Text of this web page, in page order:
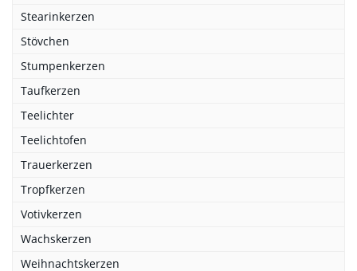
Stearinkerzen
Stövchen
Stumpenkerzen
Taufkerzen
Teelichter
Teelichtofen
Trauerkerzen
Tropfkerzen
Votivkerzen
Wachskerzen
Weihnachtskerzen